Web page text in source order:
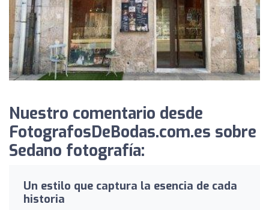
Nuestro comentario desde
FotografosDeBodas.com.es sobre
Sedano fotografía:
Un estilo que captura la esencia de cada
historia